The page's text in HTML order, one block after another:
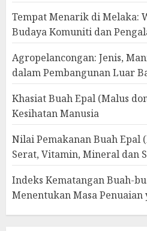
Tempat Menarik di Melaka:
Budaya Komuniti dan
Agropelancongan: Jenis,
dalam Pembangunan Luar
Khasiat Buah Epal (Malus
Kesihatan Manusia
Nilai Pemakanan Buah Epal
Serat, Vitamin, Mineral dan
Indeks Kematangan Buah-
Menentukan Masa